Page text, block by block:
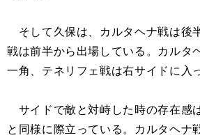
そして久保は、カルタヘナ戦は後
戦は前半から出場している。カルタ
一角、テネリフェ戦は右サイドに入
サイドで敵と対峙した時の存在感
と同様に際立っている。カルタヘナ